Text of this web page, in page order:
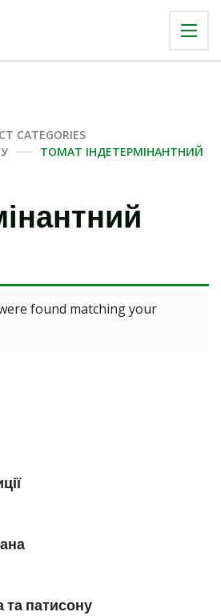
CATEGORIES
ТОМАТ ІНДЕТЕРМІНАНТНИЙ
found matching your
та патисону